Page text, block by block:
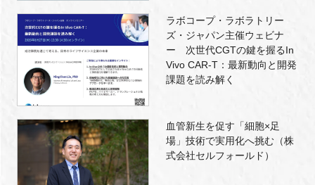
ラボコープ・ラボラトリー
ズ・ジャパン主催ウェビナ
ー 次世代CGTの鍵を握るIn
Vivo CAR-T：最新動向と開発
課題を読み解く
血管新生を促す「細胞×足
場」技術で実用化へ挑む（株
式会社セルフォールド）